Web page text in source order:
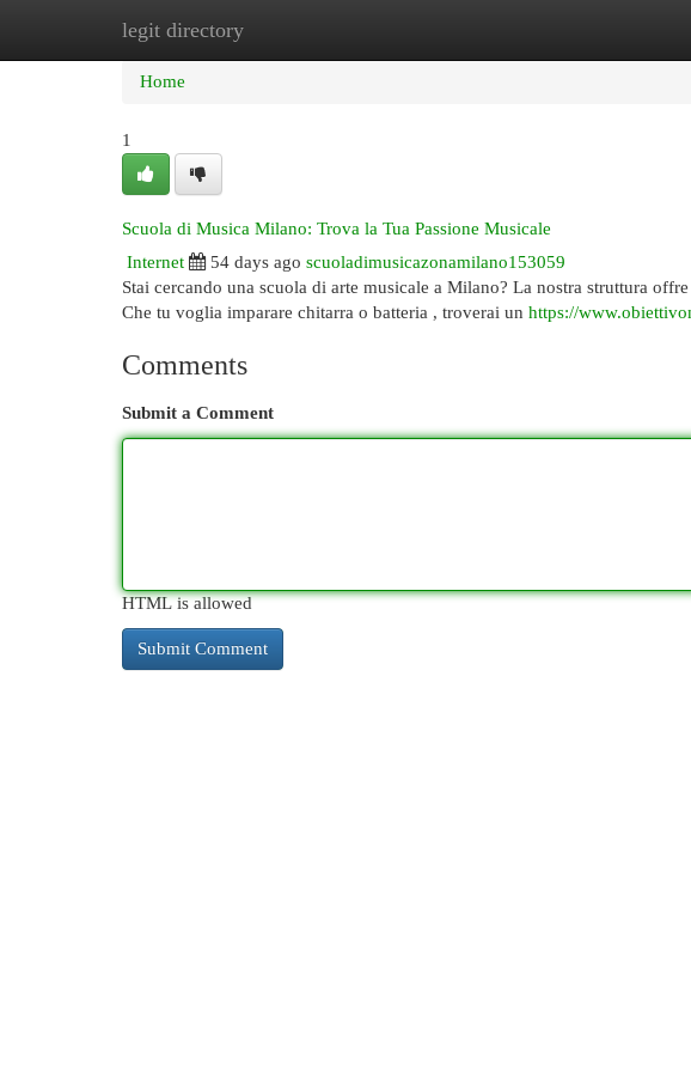
legit directory
Home New Site Listings
Home
1
Scuola di Musica Milano: Trova la Tua Passione Musicale
Internet
54 days ago scuoladimusicazonamilano153059
Stai cercando una scuola di arte musicale a Milano? La nostra struttura
Che tu voglia imparare chitarra o batteria , troverai un https://
Comments
Submit a Comment
HTML is allowed